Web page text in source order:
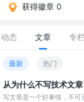
获得徽章 0
动态 文章 专栏
最新 热门
从为什么不写技术文
写文章是一个好事情，不可